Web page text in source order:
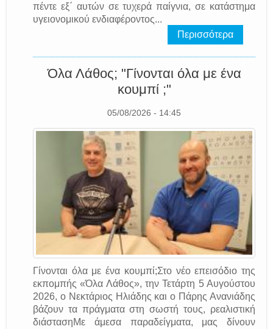
πέντε εξ΄ αυτών σε τυχερά παίγνια, σε κατάστημα
υγειονομικού ενδιαφέροντος...
Περισσότερα
Όλα Λάθος; "Γίνονται όλα με ένα
κουμπί ;"
05/08/2026 - 14:45
Γίνονται όλα με ένα κουμπί;Στο νέο επεισόδιο της
εκπομπής «Όλα Λάθος», την Τετάρτη 5 Αυγούστου
2026, ο Νεκτάριος Ηλιάδης και ο Πάρης Ανανιάδης
βάζουν τα πράγματα στη σωστή τους, ρεαλιστική
διάστασηΜε άμεσα παραδείγματα, μας δίνουν